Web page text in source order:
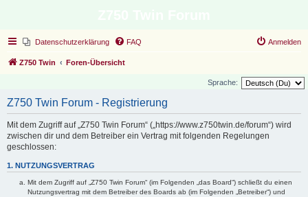
Datenschutzerklärung FAQ Anmelden
Z750 Twin Foren-Übersicht
Sprache:
Z750 Twin Forum - Registrierung
Mit dem Zugriff auf „Z750 Twin Forum“ („https://www.z750twin.de/forum“) wird
zwischen dir und dem Betreiber ein Vertrag mit folgenden Regelungen
geschlossen:
1. NUTZUNGSVERTRAG
Mit dem Zugriff auf „Z750 Twin Forum“ (im Folgenden „das Board“) schließt du einen
Nutzungsvertrag mit dem Betreiber des Boards ab (im Folgenden „Betreiber“) und